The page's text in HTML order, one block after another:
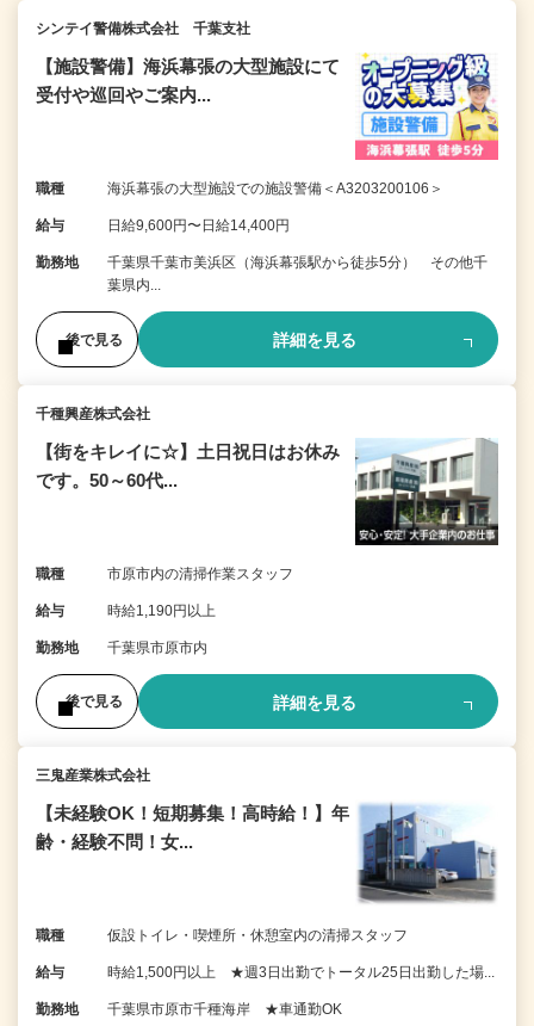
シンテイ警備株式会社 千葉支社
【施設警備】海浜幕張の大型施設にて
受付や巡回やご案内...
職種 海浜幕張の大型施設での施設警備＜A3203200106＞
給与 日給9,600円〜日給14,400円
勤務地
千葉県千葉市美浜区（海浜幕張駅から徒歩5分） その他千
葉県内...
後で見る 詳細を見る
千種興産株式会社
【街をキレイに☆】土日祝日はお休み
です。50～60代...
職種 市原市内の清掃作業スタッフ
給与 時給1,190円以上
勤務地 千葉県市原市内
後で見る 詳細を見る
三鬼産業株式会社
【未経験OK！短期募集！高時給！】年
齢・経験不問！女...
職種 仮設トイレ・喫煙所・休憩室内の清掃スタッフ
給与 時給1,500円以上 ★週3日出勤でトータル25日出勤した場...
勤務地 千葉県市原市千種海岸 ★車通勤OK